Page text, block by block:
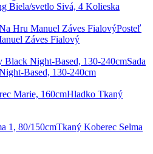
Biela/svetlo Sivá, 4 Kolieska
Posteľ
Záves Fialový
Sada
Based, 130-240cm
Hladko Tkaný
Tkaný Koberec Selma